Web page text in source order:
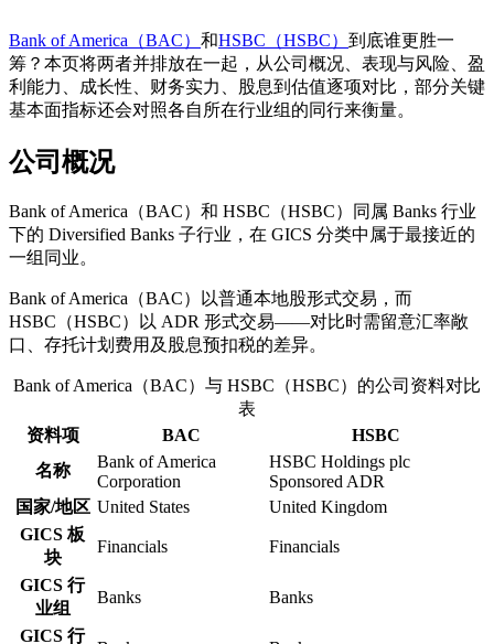
Bank of America（BAC） 和HSBC（HSBC） 到底谁更胜一
筹？本页将两者并排放在一起，从公司概况、表现与风险、盈
利能力、成长性、财务实力、股息到估值逐项对比，部分关键
基本面指标还会对照各自所在行业组的同行来衡量。
公司概况
Bank of America（BAC）和 HSBC（HSBC）同属 Banks 行业
下的 Diversified Banks 子行业，在 GICS 分类中属于最接近的
一组同业。
Bank of America（BAC）以普通本地股形式交易，而
HSBC（HSBC）以 ADR 形式交易——对比时需留意汇率敞
口、存托计划费用及股息预扣税的差异。
Bank of America（BAC）与 HSBC（HSBC）的公司资料对比
表
资料项
BAC
HSBC
名称
Bank of America
Corporation
HSBC Holdings plc
Sponsored ADR
国家/地区 United States
United Kingdom
GICS 板
块
Financials Financials
GICS 行
业组
Banks Banks
GICS 行